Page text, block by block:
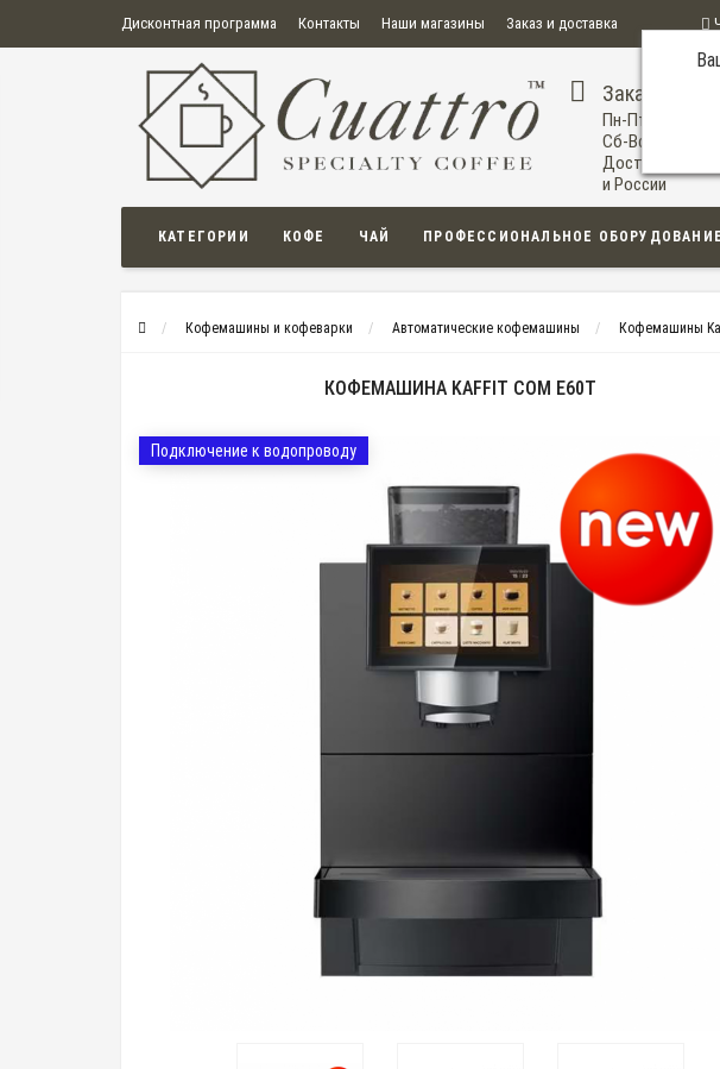
Дисконтная программа Контакты Наши магазины Заказ и доставка
О нас Оплата Правила продажи товаров
Политика конфиденциальности
Политика в отношении обработки персональных данных
Пользовательское соглашение
Заказ по
Пн-Пт: 09:00-
Сб-Вс: 11:00-
Доставка по
и России
КАТЕГОРИИ КОФЕ ЧАЙ ПРОФЕССИОНАЛЬНОЕ ОБОРУДОВАНИЕ
Кофемашины и кофеварки Автоматические кофемашины Кофемашины
КОФЕМАШИНА KAFFIT COM E60T
Подключение к водопроводу